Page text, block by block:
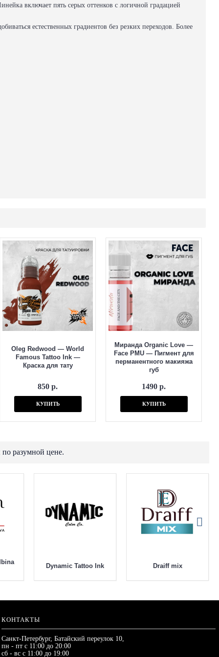
включает пять серых оттенков с логичной градацией
естественных градиентов без резких переходов. Более
Oleg Redwood — World
Famous Tattoo Ink —
Краска для тату
850 р.
КУПИТЬ
Миранда Organic Love —
Face PMU — Пигмент для
перманентного макияжа
губ
1490 р.
КУПИТЬ
по разумной цене.
Dynamic Tattoo Ink Draiff mix
КОНТАКТЫ
Санкт-Петербург, Батайский переулок 10,
пн - пт с 11:00 до 20:00
сб - вс с 11:00 до 19:00